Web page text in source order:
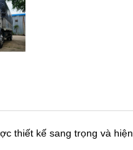
thiết kế sang trọng và hiện